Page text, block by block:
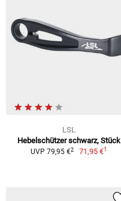
LSL
Hebelschützer schwarz, Stück
UVP 79,95 €2 71,95 €1